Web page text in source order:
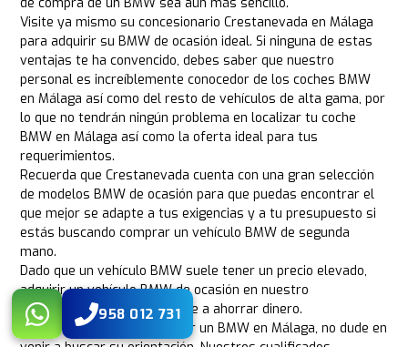
Visite ya mismo su concesionario Crestanevada en Málaga
para adquirir su BMW de ocasión ideal. Si ninguna de estas
ventajas te ha convencido, debes saber que nuestro
personal es increíblemente conocedor de los coches BMW
en Málaga así como del resto de vehículos de alta gama, por
lo que no tendrán ningún problema en localizar tu coche
BMW en Málaga así como la oferta ideal para tus
requerimientos.
Recuerda que Crestanevada cuenta con una gran selección
de modelos BMW de ocasión para que puedas encontrar el
que mejor se adapte a tus exigencias y a tu presupuesto si
estás buscando comprar un vehículo BMW de segunda
mano.
Dado que un vehículo BMW suele tener un precio elevado,
adquirir un vehículo BMW de ocasión en nuestro
concesionario puede ayudarle a ahorrar dinero.
Si está pensando en comprar un BMW en Málaga, no dude en
958 012 731